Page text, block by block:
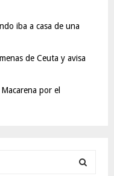
iba a casa de una
de Ceuta y avisa
por el